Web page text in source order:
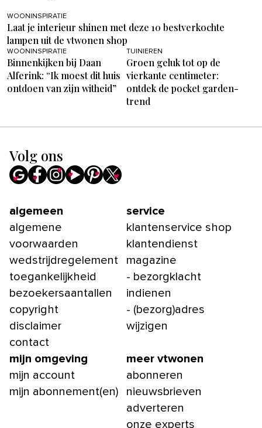
WOONINSPIRATIE
Laat je interieur shinen met deze 10 bestverkochte
lampen uit de vtwonen shop
WOONINSPIRATIE
Binnenkijken bij Daan
Alferink: “Ik moest dit huis
ontdoen van zijn witheid”
TUINIEREN
Groen geluk tot op de
vierkante centimeter:
ontdek de pocket garden-
trend
Volg ons
algemeen
algemene
voorwaarden
wedstrijdregelement
toegankelijkheid
bezoekersaantallen
copyright
disclaimer
contact
service
klantenservice shop
klantendienst
magazine
- bezorgklacht
indienen
- (bezorg)adres
wijzigen
mijn omgeving
mijn account
mijn abonnement(en)
meer vtwonen
abonneren
nieuwsbrieven
adverteren
onze experts